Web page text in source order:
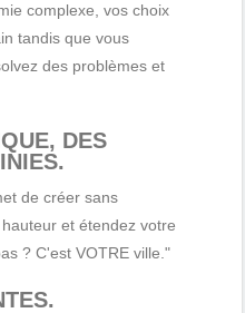
complexe, vos choix
tandis que vous
des problèmes et
DES
de créer sans
et étendez votre
? C'est VOTRE ville."